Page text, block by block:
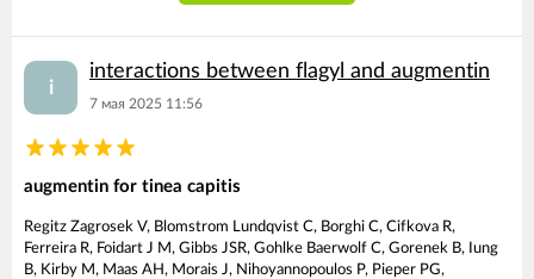
i
interactions between flagyl and augmentin
7 мая 2025 11:56
augmentin for tinea capitis
Regitz Zagrosek V, Blomstrom Lundqvist C, Borghi C, Cifkova R,
Ferreira R, Foidart J M, Gibbs JSR, Gohlke Baerwolf C, Gorenek B, Iung
B, Kirby M, Maas AH, Morais J, Nihoyannopoulos P, Pieper PG,